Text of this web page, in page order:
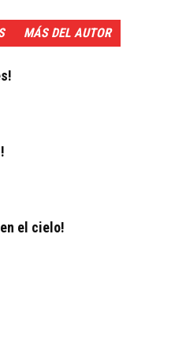
MÁS DEL AUTOR
el cielo!